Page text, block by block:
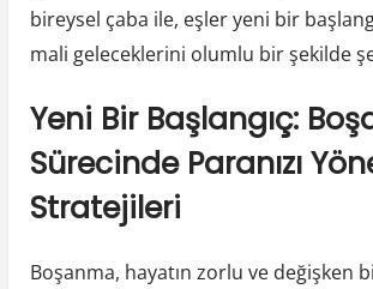
bireysel çaba ile, eşler yeni bir
mali geleceklerini olumlu bir şekilde
Yeni Bir Başlangıç:
Sürecinde Paranızı
Stratejileri
Boşanma, hayatın zorlu ve değişken